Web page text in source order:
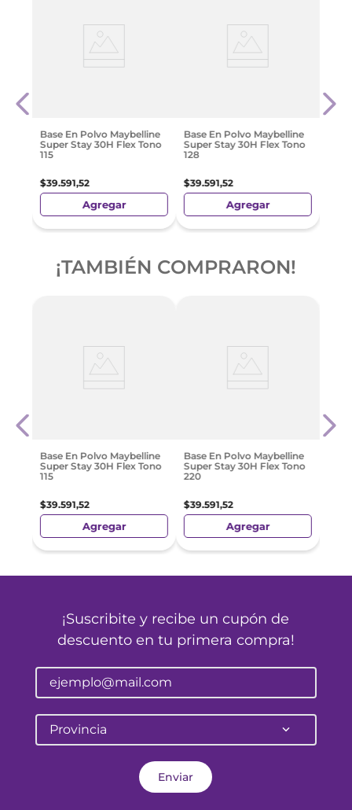
Base En Polvo Maybelline
Super Stay 30H Flex Tono
115
$39.591,52
Agregar
Base En Polvo Maybelline
Super Stay 30H Flex Tono
128
$39.591,52
Agregar
¡TAMBIÉN COMPRARON!
Base En Polvo Maybelline
Super Stay 30H Flex Tono
115
$39.591,52
Agregar
Base En Polvo Maybelline
Super Stay 30H Flex Tono
220
$39.591,52
Agregar
128
¡Suscribite y recibe un cupón de
descuento en tu primera compra!
Provincia
Enviar